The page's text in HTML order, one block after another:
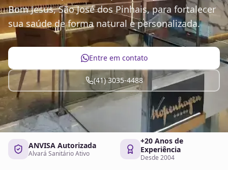
Bom Jesus, São José dos Pinhais, para fortalecer
sua saúde de forma natural e personalizada.
Entre em contato
(41) 3035-4488
ANVISA Autorizada
Alvará Sanitário Ativo
+20 Anos de
Experiência
Desde 2004